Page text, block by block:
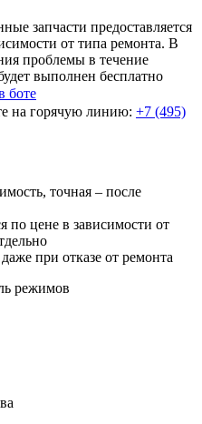
запчасти предоставляется
от типа ремонта. В
проблемы в течение
выполнен бесплатно
боте
на горячую линию: +7 (495)
точная – после
по цене в зависимости от
при отказе от ремонта
режимов